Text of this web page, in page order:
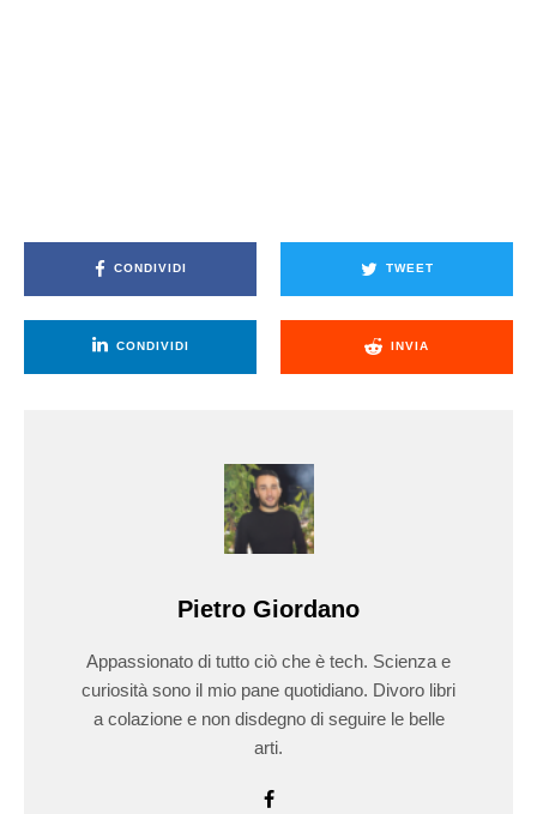
CONDIVIDI TWEET
CONDIVIDI INVIA
Pietro Giordano
Appassionato di tutto ciò che è tech. Scienza e
curiosità sono il mio pane quotidiano. Divoro libri
a colazione e non disdegno di seguire le belle
arti.